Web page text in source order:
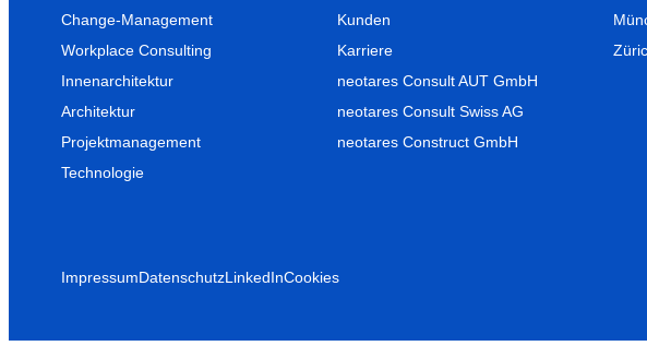
Change-Management
Workplace Consulting
Innenarchitektur
Architektur
Projektmanagement
Technologie
Kunden
Karriere
neotares Consult AUT GmbH
neotares Consult Swiss AG
neotares Construct GmbH
ImpressumDatenschutzLinkedInCookies